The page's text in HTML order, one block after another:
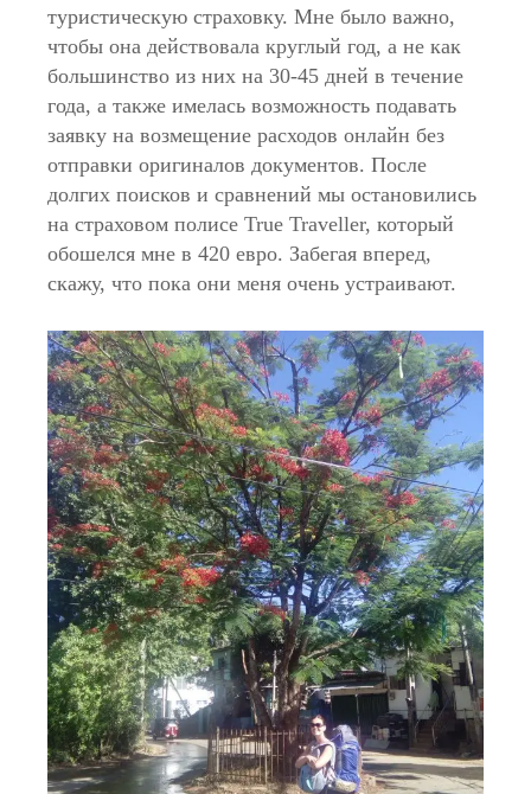
туристическую страховку. Мне было важно,
чтобы она действовала круглый год, а не как
большинство из них на 30-45 дней в течение
года, а также имелась возможность подавать
заявку на возмещение расходов онлайн без
отправки оригиналов документов. После
долгих поисков и сравнений мы остановились
на страховом полисе True Traveller, который
обошелся мне в 420 евро. Забегая вперед,
скажу, что пока они меня очень устраивают.